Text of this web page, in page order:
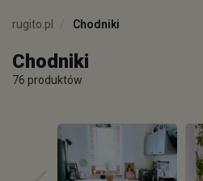
rugito.pl Chodniki
Chodniki
76 produktów